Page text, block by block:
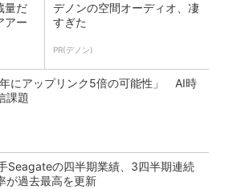
量だ
アー
デノンの空間オーディオ、凄
すぎた
PR(デノン)
年にアップリンク5倍の可能性」 AI時
課題
Seagateの四半期業績、3四半期連続
が過去最高を更新